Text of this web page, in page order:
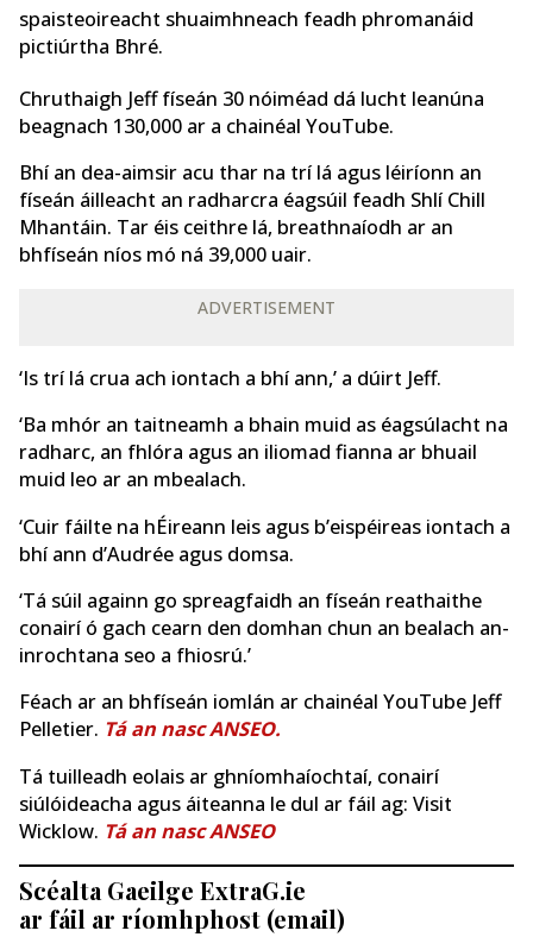
spaisteoireacht shuaimhneach feadh phromanáid
pictiúrtha Bhré.
Chruthaigh Jeff físeán 30 nóiméad dá lucht leanúna
beagnach 130,000 ar a chainéal YouTube.
Bhí an dea-aimsir acu thar na trí lá agus léiríonn an
físeán áilleacht an radharcra éagsúil feadh Shlí Chill
Mhantáin. Tar éis ceithre lá, breathnaíodh ar an
bhfíseán níos mó ná 39,000 uair.
ADVERTISEMENT
‘Is trí lá crua ach iontach a bhí ann,’ a dúirt Jeff.
‘Ba mhór an taitneamh a bhain muid as éagsúlacht na
radharc, an fhlóra agus an iliomad fianna ar bhuail
muid leo ar an mbealach.
‘Cuir fáilte na hÉireann leis agus b’eispéireas iontach a
bhí ann d’Audrée agus domsa.
‘Tá súil againn go spreagfaidh an físeán reathaithe
conairí ó gach cearn den domhan chun an bealach an-
inrochtana seo a fhiosrú.’
Féach ar an bhfíseán iomlán ar chainéal YouTube Jeff
Pelletier. Tá an nasc ANSEO.
Tá tuilleadh eolais ar ghníomhaíochtaí, conairí
siúlóideacha agus áiteanna le dul ar fáil ag: Visit
Wicklow. Tá an nasc ANSEO
Scéalta Gaeilge ExtraG.ie
ar fáil ar ríomhphost (email)